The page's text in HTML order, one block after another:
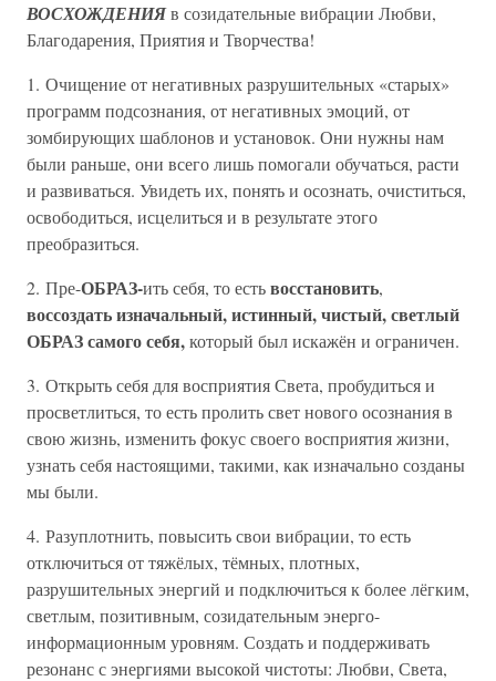
ВОСХОЖДЕНИЯв созидательные вибрации Любви,
Благодарения, Приятия и Творчества!
1. Очищение от негативных разрушительных «старых»
программ подсознания, от негативных эмоций, от
зомбирующих шаблонов и установок. Они нужны нам
были раньше, они всего лишь помогали обучаться, расти
и развиваться. Увидеть их, понять и осознать, очиститься,
освободиться, исцелиться и в результате этого
преобразиться.
2. Пре-ОБРАЗ-ить себя, то естьвосстановить,
воссоздать изначальный, истинный, чистый, светлый
ОБРАЗ самого себя,который был искажён и ограничен.
3. Открыть себя для восприятия Света, пробудиться и
просветлиться, то есть пролить свет нового осознания в
свою жизнь, изменить фокус своего восприятия жизни,
узнать себя настоящими, такими, как изначально созданы
мы были.
4. Разуплотнить, повысить свои вибрации, то есть
отключиться от тяжёлых, тёмных, плотных,
разрушительных энергий и подключиться к более лёгким,
светлым, позитивным, созидательным энерго-
информационным уровням. Создать и поддерживать
резонанс с энергиями высокой чистоты: Любви, Света,